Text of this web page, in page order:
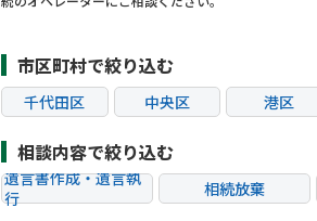
市区町村で絞り込む
千代田区 中央区 港区
杉並区
豊島区 北区
葛飾区
江戸川区 八王子市
相談内容で絞り込む
遺言書作成・遺言執
行
相続放棄